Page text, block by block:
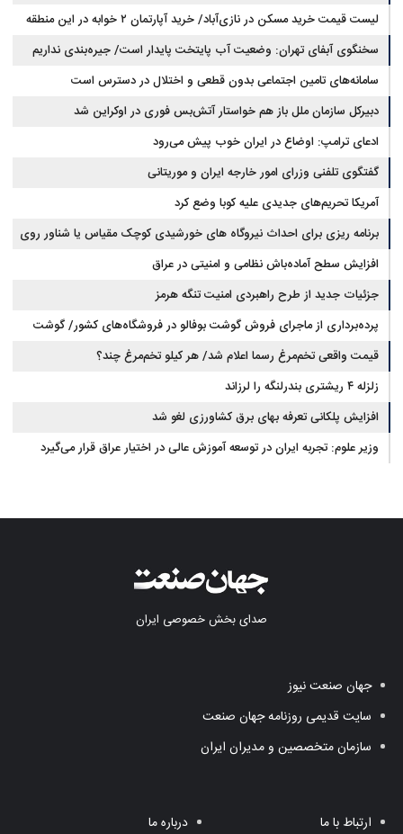
مجلس: بیانیه‌ای شامل تصحیح مسیر تردد دریایی در تنگه، در آستانه نهایی شدن
است
لیست قیمت خرید مسکن در نازی‌آباد/ خرید آپارتمان ۲ خوابه در این منطقه
چقدر سرمایه نیاز دارد؟ + جدول مردادماه ۱۴۰۵
سخنگوی آبفای تهران: وضعیت آب پایتخت پایدار است/ جیره‌بندی نداریم
سامانه‌های تامین اجتماعی بدون قطعی و اختلال در دسترس است
دبیرکل سازمان ملل باز هم خواستار آتش‌بس فوری در اوکراین شد
ادعای ترامپ: اوضاع در ایران خوب پیش می‌رود
گفتگوی تلفنی وزرای امور خارجه ایران و موریتانی
آمریکا تحریم‌های جدیدی علیه کوبا وضع کرد
برنامه ریزی برای احداث نیروگاه های خورشیدی کوچک مقیاس یا شناور روی
آب در مازندران
افزایش سطح آماده‌باش نظامی و امنیتی در عراق
جزئیات جدید از طرح راهبردی امنیت تنگه هرمز
پرده‌برداری از ماجرای فروش گوشت بوفالو در فروشگاه‌های کشور/ گوشت
بوفالو از کجا وارد می‌شود؟/ هر کیلو بوفالو با چه قیمتی به فروش می‌رود؟
قیمت واقعی تخم‌مرغ رسما اعلام شد/ هر کیلو تخم‌مرغ چند؟
زلزله ۴ ریشتری بندرلنگه را لرزاند
افزایش پلکانی تعرفه بهای برق کشاورزی لغو شد
وزیر علوم: تجربه ایران در توسعه آموزش عالی در اختیار عراق قرار می‌گیرد
صدای بخش خصوصی ایران
جهان صنعت نیوز
سایت قدیمی روزنامه جهان صنعت
سازمان متخصصین و مدیران ایران
ارتباط با ما درباره ما